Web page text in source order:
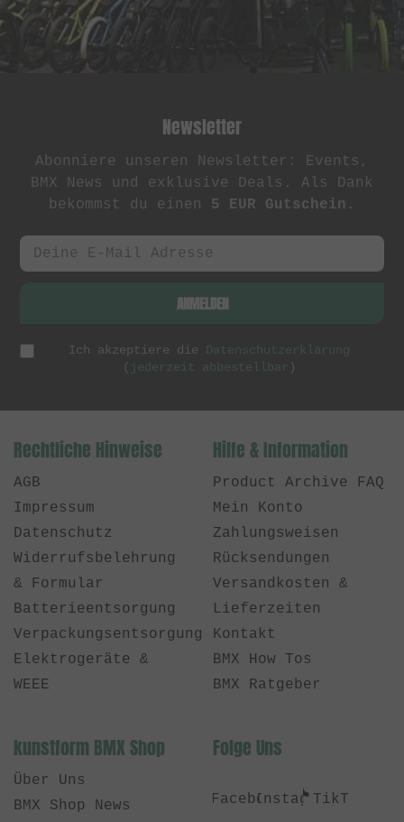
Newsletter
Abonniere unseren Newsletter: Events,
BMX News und exklusive Deals. Als Dank
bekommst du einen 5 EUR Gutschein .
ANMELDEN
Ich akzeptiere die
Datenschutzerklärung
(
jederzeit abbestellbar )
Rechtliche Hinweise
AGB
Impressum
Datenschutz
Widerrufsbelehrung
& Formular
Batterieentsorgung
Verpackungsentsorgung
Elektrogeräte &
WEEE
Hilfe & Information
Product Archive FAQ
Mein Konto
Zahlungsweisen
Rücksendungen
Versandkosten &
Lieferzeiten
Kontakt
BMX How Tos
BMX Ratgeber
kunstform BMX Shop
Über Uns
BMX Shop News
Folge Uns
FacebookInstagramTikTok